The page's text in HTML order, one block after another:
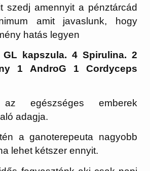
szedj amennyit a pénztárcád
amit javaslunk, hogy
hatás legyen
kapszula. 4 Spirulina. 2
1 AndroG 1 Cordyceps
egészséges emberek
adagja.
a ganoterepeuta nagyobb
lehet kétszer ennyit.